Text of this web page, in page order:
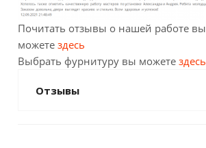
Почитать отзывы о нашей работе вы
можетездесь
Выбрать фурнитуру вы можетездесь
Отзывы